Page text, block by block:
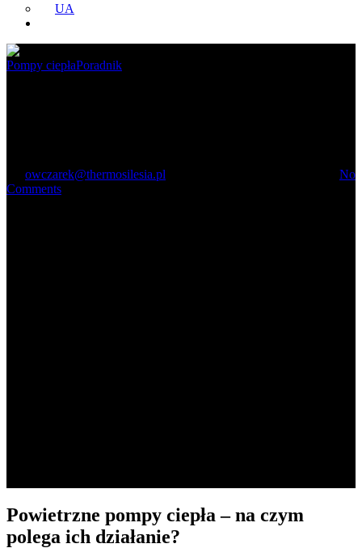
UA
Pompy ciepłaPoradnik
owczarek@thermosilesia.pl
No
Comments
Powietrzne pompy ciepła – na czym
polega ich działanie?